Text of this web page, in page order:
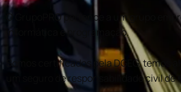
O GrupoPRO pertence a um grupo
informática e programação.
Somos certificados pela DGEG,
um seguro de responsabilidade civil de